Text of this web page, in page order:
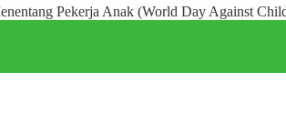
Pekerja Anak (World Day Against